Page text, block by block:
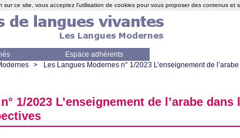
Espace adhérents
>
Les Langues Modernes n° 1/2023 L’enseignement de
1/2023 L’enseignement de l’arabe
sur ce site, vous acceptez l'utilisation de cookies pour vous proposer des contenus et